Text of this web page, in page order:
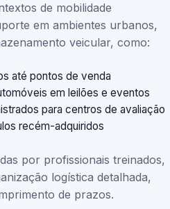
de mobilidade
em ambientes urbanos,
veicular, como:
até pontos de venda
em leilões e eventos
para centros de avaliação
recém-adquiridos
por profissionais treinados,
logística detalhada,
de prazos.